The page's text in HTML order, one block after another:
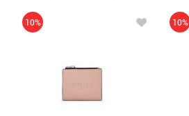
10% 10%